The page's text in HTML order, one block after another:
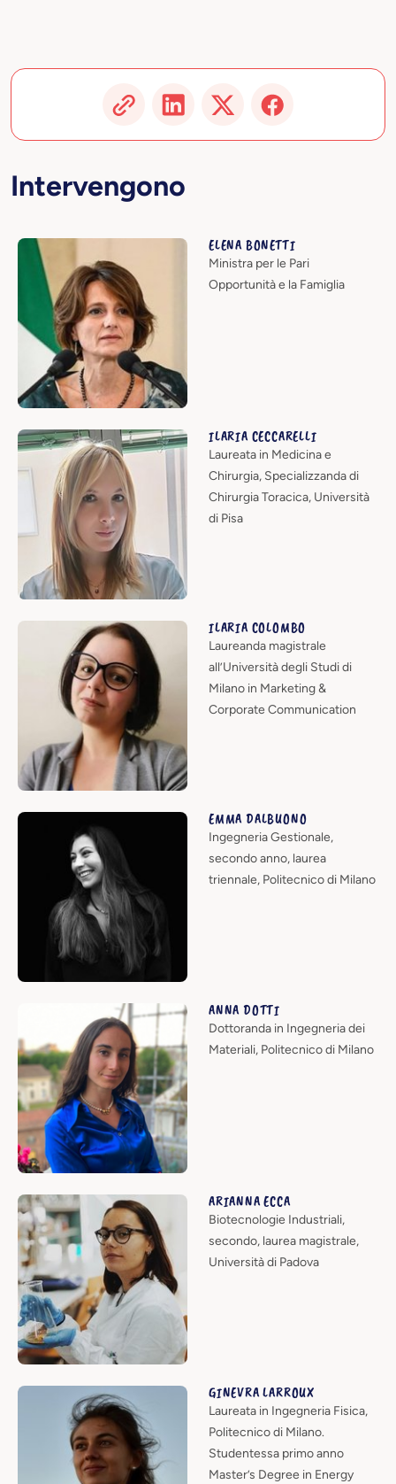
Intervengono
ELENA BONETTI
Ministra per le Pari
Opportunità e la Famiglia
ILARIA CECCARELLI
Laureata in Medicina e
Chirurgia, Specializzanda di
Chirurgia Toracica, Università
di Pisa
ILARIA COLOMBO
Laureanda magistrale
all’Università degli Studi di
Milano in Marketing &
Corporate Communication
EMMA DALBUONO
Ingegneria Gestionale,
secondo anno, laurea
triennale, Politecnico di Milano
ANNA DOTTI
Dottoranda in Ingegneria dei
Materiali, Politecnico di Milano
ARIANNA ECCA
Biotecnologie Industriali,
secondo, laurea magistrale,
Università di Padova
GINEVRA LARROUX
Laureata in Ingegneria Fisica,
Politecnico di Milano.
Studentessa primo anno
Master’s Degree in Energy